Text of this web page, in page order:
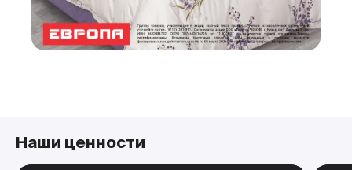
Наши ценности